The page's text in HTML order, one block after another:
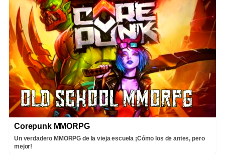
Corepunk MMORPG
Un verdadero MMORPG de la vieja escuela ¡Cómo los de antes, pero
mejor!